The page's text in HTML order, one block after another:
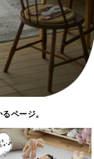
ページ。